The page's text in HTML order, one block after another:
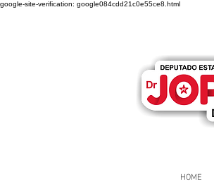
google-site-verification: google084cdd21c0e55ce8.html
HOME